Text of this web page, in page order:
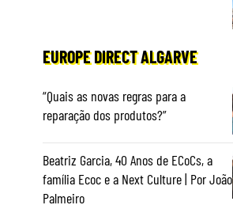
EUROPE DIRECT ALGARVE
“Quais as novas regras para a
reparação dos produtos?”
Beatriz Garcia, 40 Anos de ECoCs, a
família Ecoc e a Next Culture | Por João
Palmeiro